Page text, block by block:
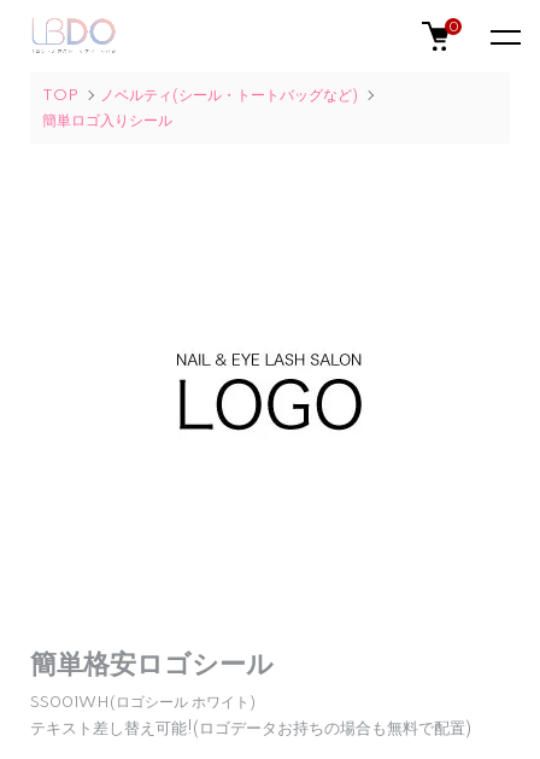
0
TOP
ノベルティ(シール・トートバッグなど)
簡単ロゴ入りシール
簡単格安ロゴシール
SS001WH(ロゴシール ホワイト)
テキスト差し替え可能!(ロゴデータお持ちの場合も無料で配置)